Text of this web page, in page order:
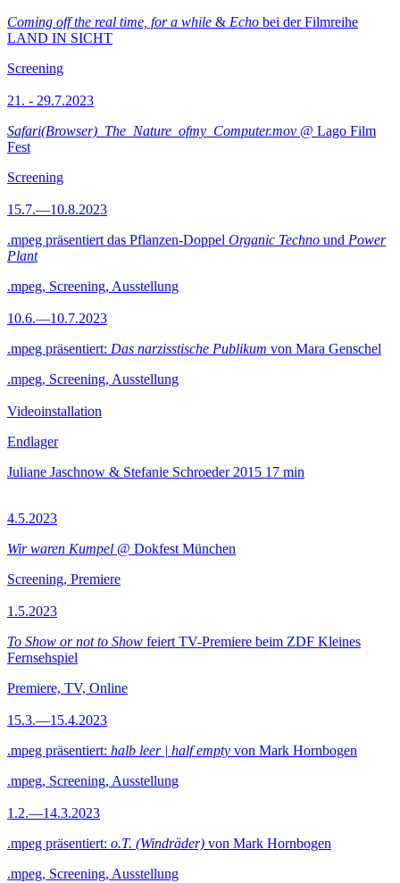
Coming off the real time, for a while & Echo bei der Filmreihe
LAND IN SICHT
Screening
21. - 29.7.2023
Safari(Browser)_The_Nature_ofmy_Computer.mov @ Lago Film
Fest
Screening
15.7.—10.8.2023
.mpeg präsentiert das Pflanzen-Doppel Organic Techno und Power
Plant
.mpeg, Screening, Ausstellung
10.6.—10.7.2023
.mpeg präsentiert: Das narzisstische Publikum von Mara Genschel
.mpeg, Screening, Ausstellung
Videoinstallation
Endlager
Juliane Jaschnow & Stefanie Schroeder 2015 17 min
4.5.2023
Wir waren Kumpel @ Dokfest München
Screening, Premiere
1.5.2023
To Show or not to Show feiert TV-Premiere beim ZDF Kleines
Fernsehspiel
Premiere, TV, Online
15.3.—15.4.2023
.mpeg präsentiert: halb leer | half empty von Mark Hornbogen
.mpeg, Screening, Ausstellung
1.2.—14.3.2023
.mpeg präsentiert: o.T. (Windräder) von Mark Hornbogen
.mpeg, Screening, Ausstellung